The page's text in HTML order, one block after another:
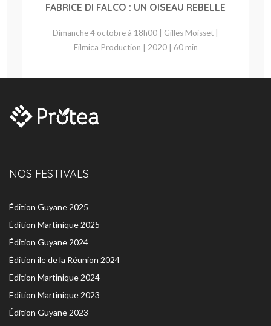
FABRICE DI FALCO : UN OISEAU REBELLE
Dimanche 4 octobre à 18h00 | Gilles Moisset |
Filmica Production | 2020 | 60 min
NOS FESTIVALS
Édition Guyane 2025
Édition Martinique 2025
Édition Guyane 2024
Édition île de la Réunion 2024
Edition Martinique 2024
Edition Martinique 2023
Édition Guyane 2023